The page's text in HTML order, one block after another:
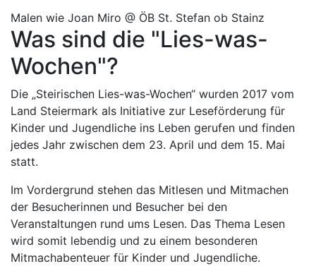
Malen wie Joan Miro @ ÖB St. Stefan ob Stainz
Was sind die "Lies-was-
Wochen"?
Die „Steirischen Lies-was-Wochen“ wurden 2017 vom
Land Steiermark als Initiative zur Leseförderung für
Kinder und Jugendliche ins Leben gerufen und finden
jedes Jahr zwischen dem 23. April und dem 15. Mai
statt.
Im Vordergrund stehen das Mitlesen und Mitmachen
der Besucherinnen und Besucher bei den
Veranstaltungen rund ums Lesen. Das Thema Lesen
wird somit lebendig und zu einem besonderen
Mitmachabenteuer für Kinder und Jugendliche.